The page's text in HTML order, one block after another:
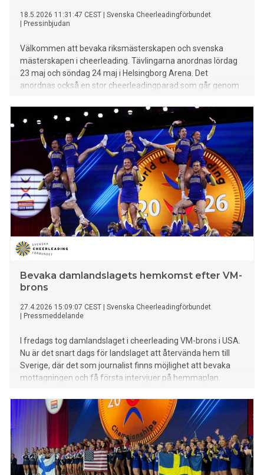
18.5.2026 11:31:47 CEST
Svenska Cheerleadingförbundet
Pressinbjudan
Välkommen att bevaka riksmästerskapen och svenska
mästerskapen i cheerleading. Tävlingarna anordnas lördag
23 maj och söndag 24 maj i Helsingborg Arena. Det
anordnas också en stor cheerleadingparad som går genom
Bevaka damlandslagets hemkomst efter VM-
brons
27.4.2026 15:09:07 CEST
Svenska Cheerleadingförbundet
Pressmeddelande
I fredags tog damlandslaget i cheerleading VM-brons i USA.
Nu är det snart dags för landslaget att återvända hem till
Sverige, där det som journalist finns möjlighet att bevaka
mottagningen och få första intervjuer på hemmaplan.